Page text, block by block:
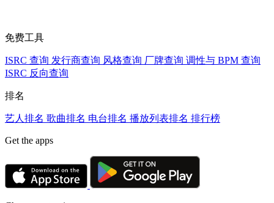
免费工具
ISRC 查询 发行商查询 风格查询 厂牌查询 调性与 BPM 查询
ISRC 反向查询
排名
艺人排名 歌曲排名 电台排名 播放列表排名 排行榜
Get the apps